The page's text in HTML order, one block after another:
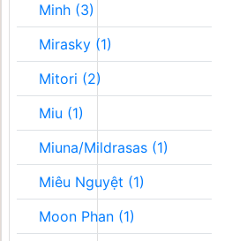
Minh (3)
Mirasky (1)
Mitori (2)
Miu (1)
Miuna/Mildrasas (1)
Miêu Nguyệt (1)
Moon Phan (1)